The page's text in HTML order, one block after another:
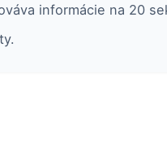
informácie na 20